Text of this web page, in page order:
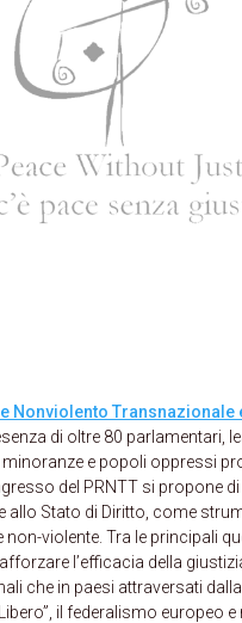
Nonviolento Transnazionale
di oltre 80 parlamentari,
e popoli oppressi
del PRNTT si propone
allo Stato di Diritto, come
non-violente. Tra le principali
l’efficacia della
che in paesi attraversati
il federalismo europeo